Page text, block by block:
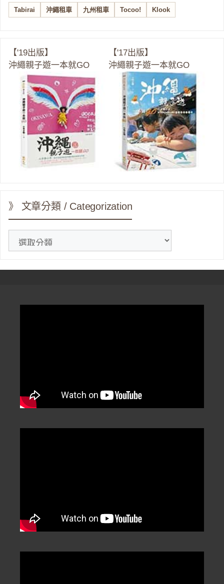
Tabirai 沖繩租車 九州租車 Tocoo! Klook
【'19出版】
沖繩親子遊一本就GO
【'17出版】
沖繩親子遊一本就GO
》 文章分類 / Categorization
分